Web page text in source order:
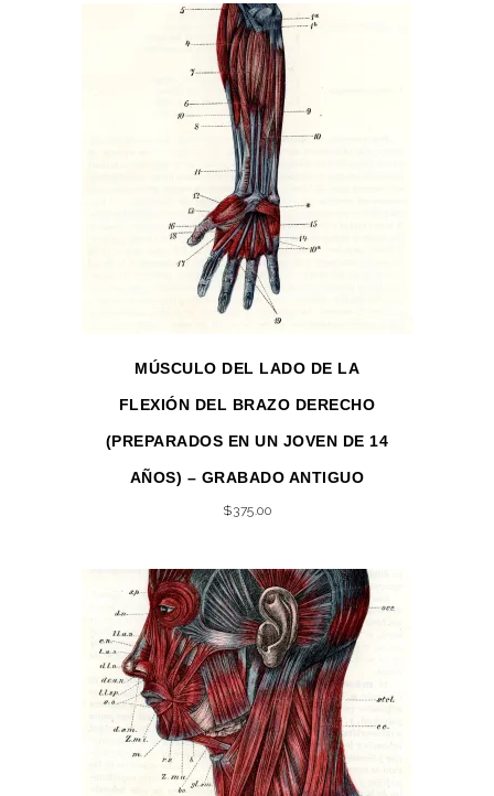
MÚSCULO DEL LADO DE LA
FLEXIÓN DEL BRAZO DERECHO
(PREPARADOS EN UN JOVEN DE 14
AÑOS) – GRABADO ANTIGUO
$375.00